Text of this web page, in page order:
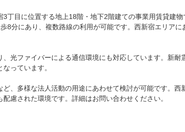
丁目に位置する地上18階・地下2階建ての事業用賃貸建
8分にあり、複数路線の利用が可能です。西新宿エリア
光ファイバーによる通信環境にも対応しています。新
っています。
、多様な法人活動の用途にあわせて検討が可能です。
慮された環境です。詳細はお問い合わせください。